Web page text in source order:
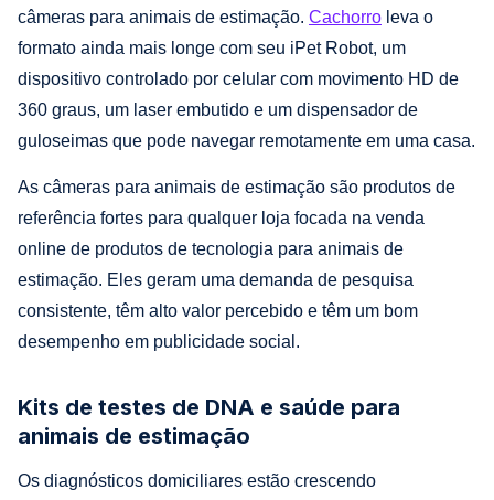
câmeras para animais de estimação. Cachorro leva o
formato ainda mais longe com seu iPet Robot, um
dispositivo controlado por celular com movimento HD de
360 graus, um laser embutido e um dispensador de
guloseimas que pode navegar remotamente em uma casa.
As câmeras para animais de estimação são produtos de
referência fortes para qualquer loja focada na venda
online de produtos de tecnologia para animais de
estimação. Eles geram uma demanda de pesquisa
consistente, têm alto valor percebido e têm um bom
desempenho em publicidade social.
Kits de testes de DNA e saúde para
animais de estimação
Os diagnósticos domiciliares estão crescendo